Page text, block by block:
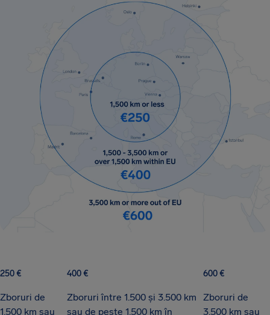
250 € 400 € 600 €
Zboruri de
1.500 km sau
Zboruri între 1.500 și 3.500 km
sau de peste 1.500 km în
Zboruri de
3.500 km sau